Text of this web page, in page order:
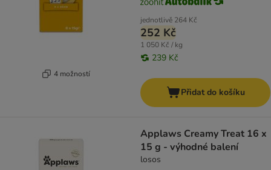
4 možností
jednotlivě 264 Kč
252 Kč
1 050 Kč / kg
239 Kč
Přidat do košíku
Applaws Creamy Treat 16 x
15 g - výhodné balení
losos